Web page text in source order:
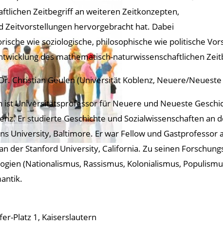
Zeitbegriff an weiteren Zeitkonzepten,
Zeitvorstellungen hervorgebracht hat. Dabei
wie soziologische, philosophische wie politische
des mathematisch-naturwissenschaftlichen
Christian Geulen (Universität Koblenz, Neuere/
ist Universitätsprofessor für Neuere und Neueste
Er studierte Geschichte und Sozialwissenschaften an
University, Baltimore. Er war Fellow und Gastprofessor
der Stanford University, California. Zu seinen
(Nationalismus, Rassismus, Kolonialismus,
Platz 1, Kaiserslautern